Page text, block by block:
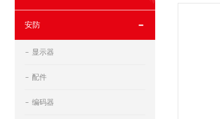
安防
显示器
配件
编码器